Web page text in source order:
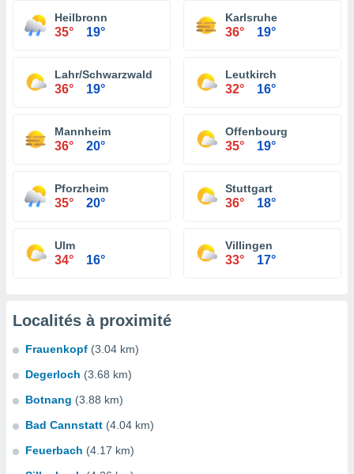
Heilbronn
35° 19°
Karlsruhe
36° 19°
Lahr/Schwarzwald
36° 19°
Leutkirch
32° 16°
Mannheim
36° 20°
Offenbourg
35° 19°
Pforzheim
35° 20°
Stuttgart
36° 18°
Ulm
34° 16°
Villingen
33° 17°
Localités à proximité
Frauenkopf (3.04 km)
Degerloch (3.68 km)
Botnang (3.88 km)
Bad Cannstatt (4.04 km)
Feuerbach (4.17 km)